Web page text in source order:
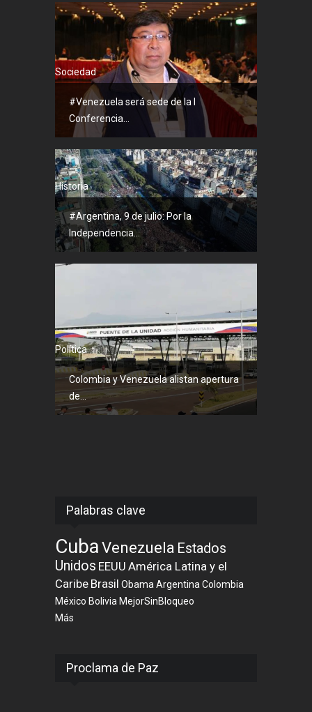
Sociedad
#Venezuela será sede de la I
Conferencia...
Historia
#Argentina, 9 de julio: Por la
Independencia...
Política
Colombia y Venezuela alistan apertura
de...
Palabras clave
CubaVenezuela Estados
Unidos EEUU América Latina y el
Caribe Brasil ObamaArgentinaColombia
México Bolivia MejorSinBloqueo
Más
Proclama de Paz